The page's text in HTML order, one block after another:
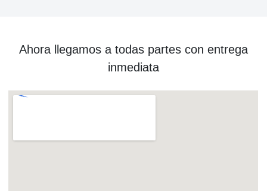
Ahora llegamos a todas partes con entrega
inmediata